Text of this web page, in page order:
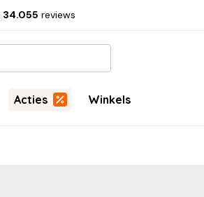
34.055 reviews
Acties Winkels